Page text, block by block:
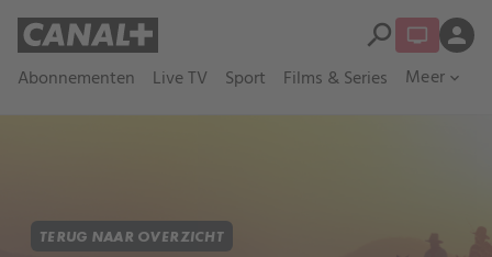
Abonnementen Live TV Sport Films & Series Meer expand_more
search person
TERUG NAAR OVERZICHT